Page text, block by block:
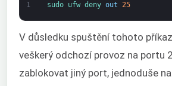
1 sudo ufw deny out 25
V důsledku spuštění tohoto
veškerý odchozí provoz na portu
zablokovat jiný port, jednoduše